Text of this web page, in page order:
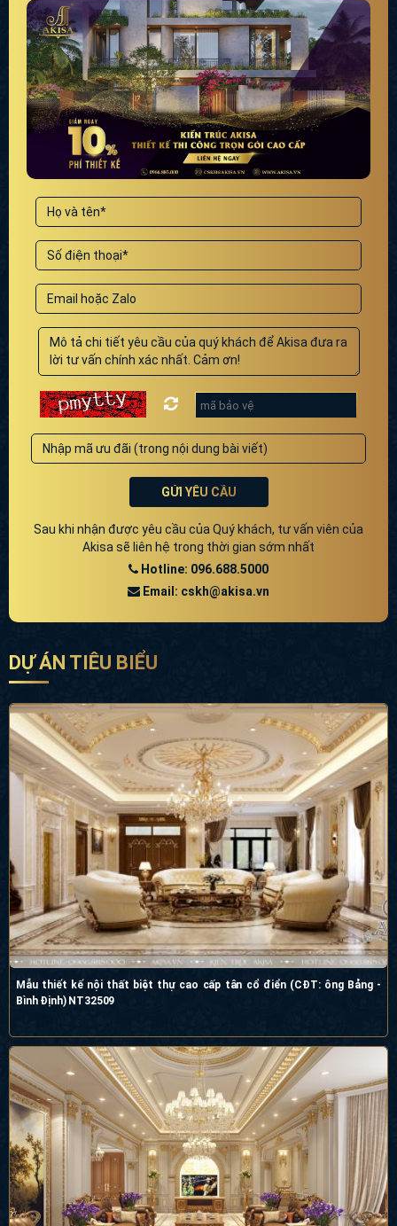
GỬI YÊU CẦU
Sau khi nhận được yêu cầu của Quý khách, tư vấn viên của
Akisa sẽ liên hệ trong thời gian sớm nhất
Hotline: 096.688.5000
Email: cskh@akisa.vn
DỰ ÁN TIÊU BIỂU
Mẫu thiết kế nội thất biệt thự cao cấp tân cổ điển (CĐT: ông Bảng -
Bình Định) NT32509